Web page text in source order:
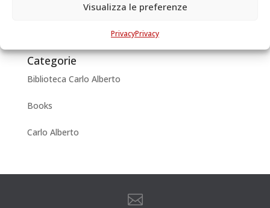
Visualizza le preferenze
PrivacyPrivacy
Categorie
Biblioteca Carlo Alberto
Books
Carlo Alberto
